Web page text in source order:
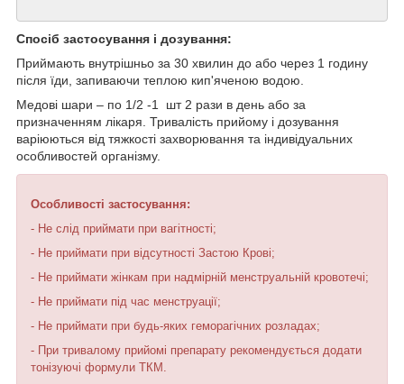
Спосіб застосування і дозування:
Приймають внутрішньо за 30 хвилин до або через 1 годину
після їди, запиваючи теплою кип'яченою водою.
Медові шари – по 1/2 -1 шт 2 рази в день або за
призначенням лікаря. Тривалість прийому і дозування
варіюються від тяжкості захворювання та індивідуальних
особливостей організму.
Особливості застосування:
- Не слід приймати при вагітності;
- Не приймати при відсутності Застою Крові;
- Не приймати жінкам при надмірній менструальній кровотечі;
- Не приймати під час менструації;
- Не приймати при будь-яких геморагічних розладах;
- При тривалому прийомі препарату рекомендується додати
тонізуючі формули ТКМ.